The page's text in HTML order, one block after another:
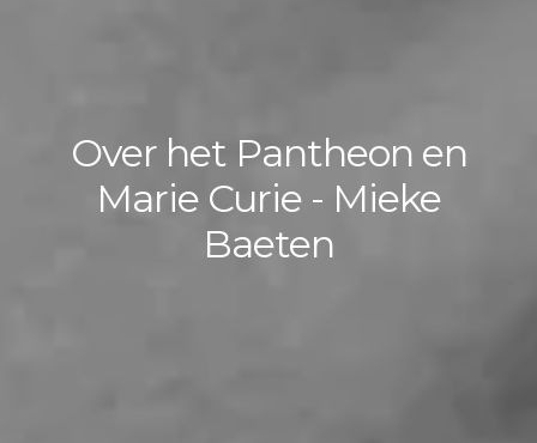
Over het Pantheon en
Marie Curie - Mieke
Baeten